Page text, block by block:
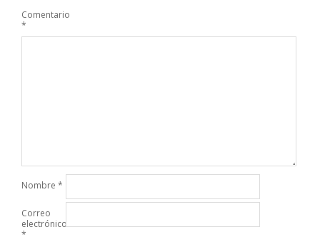
Comentario
*
Nombre *
Correo
electrónico
*